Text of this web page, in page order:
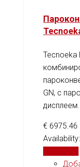
Tecnoeka
GN, c
дисплеем.
€ 6975.46
Availability: